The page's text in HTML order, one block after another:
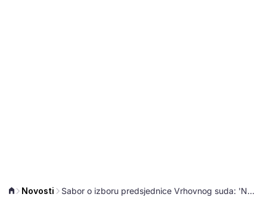
Novosti Sabor o izboru predsjednice Vrhovnog suda: 'Ne pristajemo na to što je zamislio Plenković'